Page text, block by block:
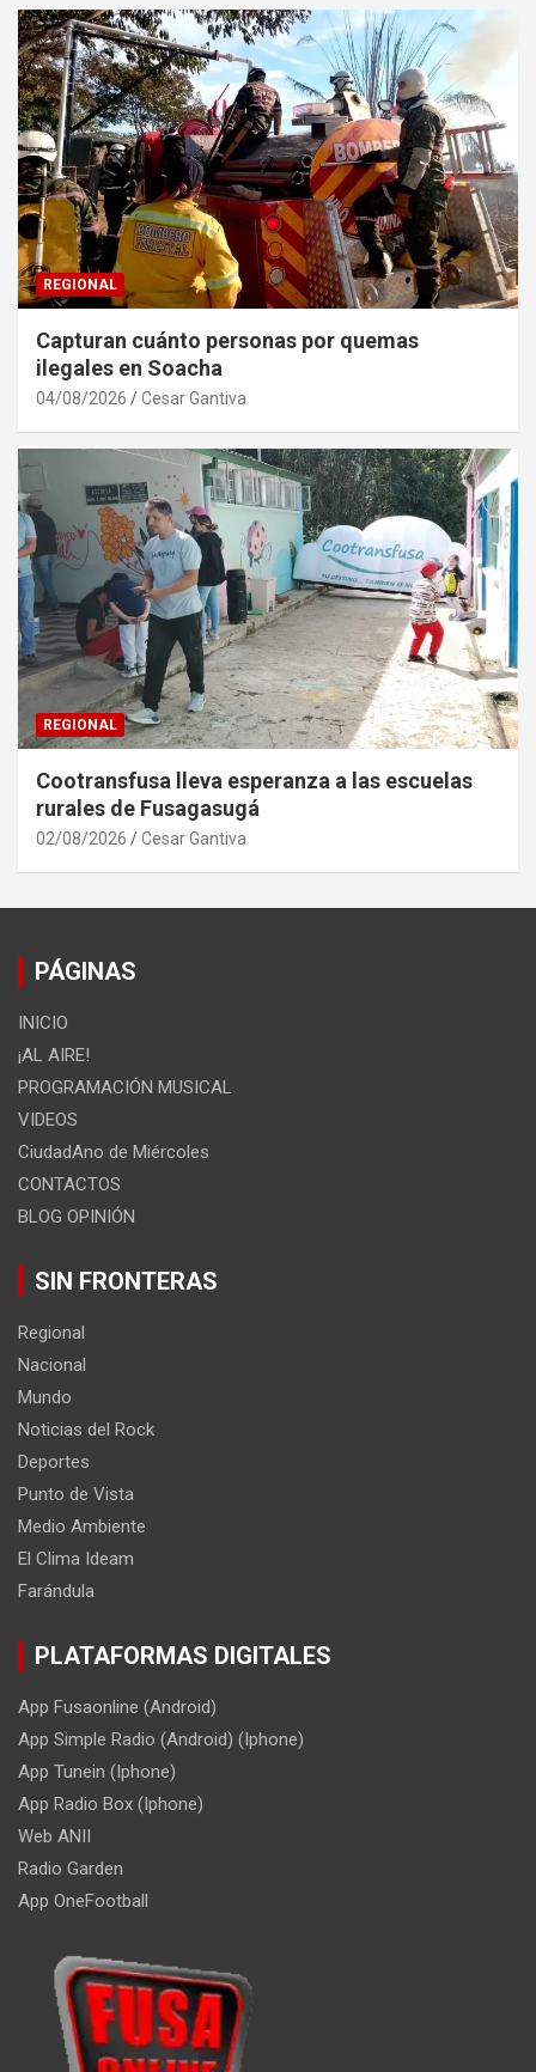
REGIONAL
Capturan cuánto personas por quemas
ilegales en Soacha
04/08/2026 Cesar Gantiva
REGIONAL
Cootransfusa lleva esperanza a las escuelas
rurales de Fusagasugá
02/08/2026 Cesar Gantiva
PÁGINAS
INICIO
¡AL AIRE!
PROGRAMACIÓN MUSICAL
VIDEOS
CiudadAno de Miércoles
CONTACTOS
BLOG OPINIÓN
SIN FRONTERAS
Regional
Nacional
Mundo
Noticias del Rock
Deportes
Punto de Vista
Medio Ambiente
El Clima Ideam
Farándula
PLATAFORMAS DIGITALES
App Fusaonline (Android)
App Simple Radio (Android) (Iphone)
App Tunein (Iphone)
App Radio Box (Iphone)
Web ANII
Radio Garden
App OneFootball